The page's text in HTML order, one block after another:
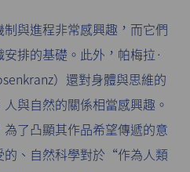
與進程非常感興趣，而它們
排的基礎。此外，帕梅拉·
）還對身體與思維的
與自然的關係相當感興趣。
了凸顯其作品希望傳遞的意
的、自然科學對於“作為人類